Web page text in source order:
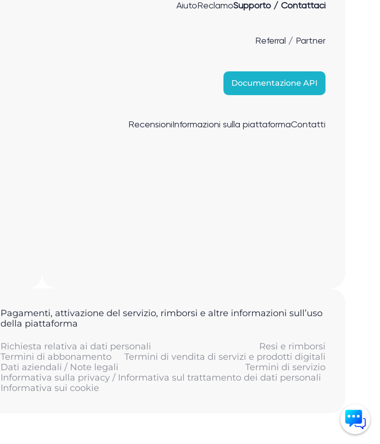
Aiuto ReclamoSupporto / Contattaci
Referral / Partner
Documentazione API
Recensioni Informazioni sulla piattaformaContatti
Pagamenti, attivazione del servizio, rimborsi e altre informazioni sull’uso
della piattaforma
Richiesta relativa ai dati personali
Resi e rimborsi
Termini di abbonamento
Termini di vendita di servizi e prodotti digitali
Dati aziendali / Note legali
Termini di servizio
Informativa sulla privacy / Informativa sul trattamento dei dati personali
Informativa sui cookie